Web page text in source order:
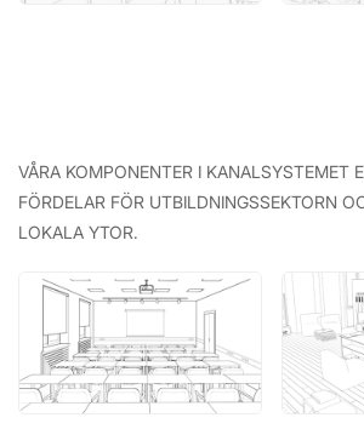
VÅRA KOMPONENTER I KANALSYSTEMET
FÖRDELAR FÖR UTBILDNINGSSEKTORN
LOKALA YTOR.